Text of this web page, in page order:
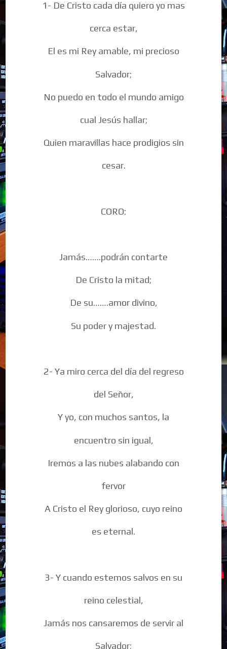
1- De Cristo cada día quiero yo mas
cerca estar,
El es mi Rey amable, mi precioso
Salvador;
No puedo en todo el mundo amigo
cual Jesús hallar;
Quien maravillas hace prodigios sin
cesar.
CORO:
Jamás…….podrán contarte
De Cristo la mitad;
De su…….amor divino,
Su poder y majestad.
2- Ya miro cerca del día del regreso
del Señor,
Y yo, con muchos santos, la
encuentro sin igual,
Iremos a las nubes alabando con
fervor
A Cristo el Rey glorioso, cuyo reino
es eternal.
3- Y cuando estemos salvos en su
reino celestial,
Jamás nos cansaremos de servir al
Salvador;